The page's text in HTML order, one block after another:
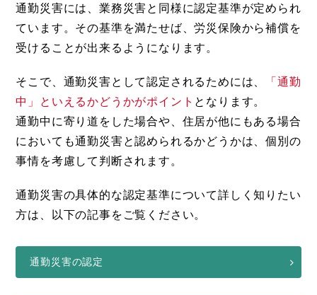
通勤災害には、業務災害と同様に認定基準が定められ
ています。その基準を満たせば、労災保険から補償を
受けることが出来るようになります。
そこで、通勤災害として認定されるためには、
「通勤
中」といえるかどうかがポイント となります。
通勤中に寄り道をした場合や、住居が他にもある場合
においても通勤災害と認められるかどうかは、個別の
事情を考慮して判断されます。
通勤災害の具体的な認定基準について詳しく知りたい
方は、以下の記事をご覧ください。
通勤災害の認定